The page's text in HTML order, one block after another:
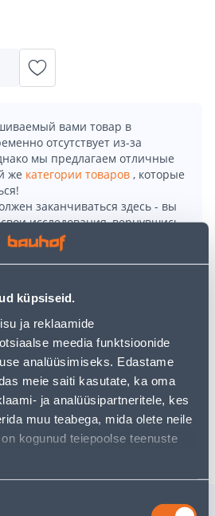
küpsiseid.
ja reklaamide
meedia funktsioonide
analüüsimiseks. Edastame
meie saiti kasutate, ka oma
ja analüüsipartneritele, kes
muu teabega, mida olete neile
kogunud teiepoolse teenuste
вами товар в
отсутствует из-за
мы предлагаем отличные
же категории товаров , которые
заканчиваться здесь - вы
исследования, вернувшись
используя нашу мощную
найти еще более приятные